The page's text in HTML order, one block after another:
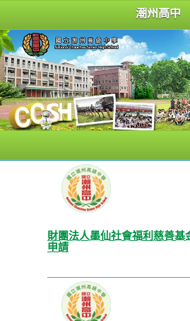
潮州高中
財團法人墨仙社會福利慈善基
申請